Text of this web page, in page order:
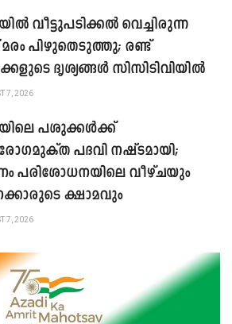
വീട്ടുപടിക്കൽ വെച്ചിരുന്ന
മരം പിഴുതെടുത്തു; രണ്ട്
ദൃശ്യങ്ങൾ സിസിടിവിയിൽ
7, 2026
പശുക്കൾക്ക്
പദവി നഷ്ടമായി;
പരിശോധനയിലെ വീഴ്ചയും
ക്ഷാമവും
7, 2026